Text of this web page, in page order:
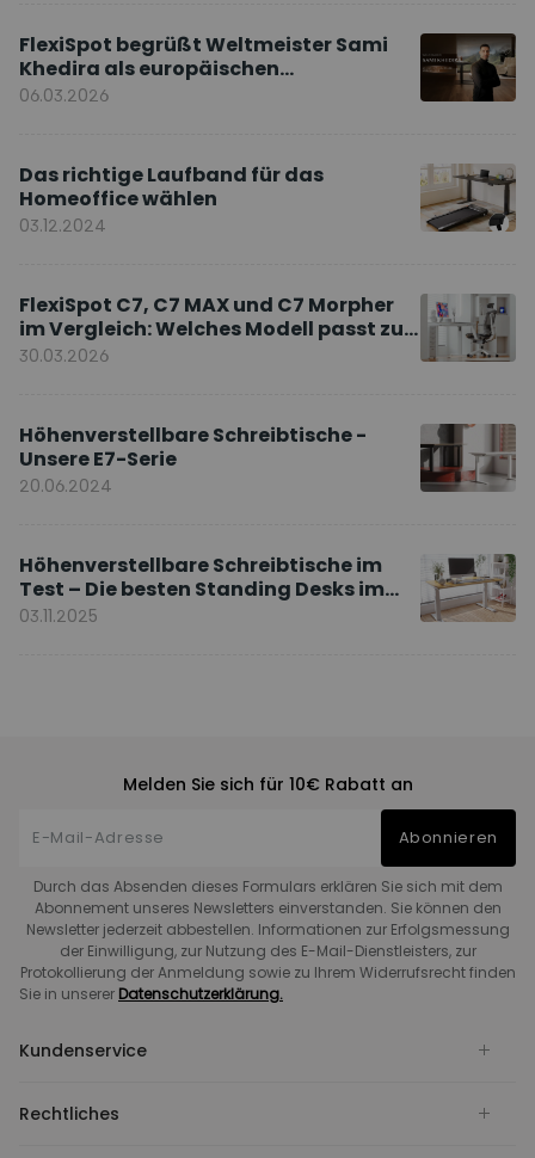
FlexiSpot begrüßt Weltmeister Sami
Khedira als europäischen
Markenbotschafter
06.03.2026
Das richtige Laufband für das
Homeoffice wählen
03.12.2024
FlexiSpot C7, C7 MAX und C7 Morpher
im Vergleich: Welches Modell passt zu
Ihnen?
30.03.2026
Höhenverstellbare Schreibtische -
Unsere E7-Serie
20.06.2024
Höhenverstellbare Schreibtische im
Test – Die besten Standing Desks im
Vergleich
03.11.2025
Melden Sie sich für 10€ Rabatt an
Abonnieren
Durch das Absenden dieses Formulars erklären Sie sich mit dem
Abonnement unseres Newsletters einverstanden. Sie können den
Newsletter jederzeit abbestellen. Informationen zur Erfolgsmessung
der Einwilligung, zur Nutzung des E-Mail-Dienstleisters, zur
Protokollierung der Anmeldung sowie zu Ihrem Widerrufsrecht finden
Sie in unserer Datenschutzerklärung.
Kundenservice
Rechtliches